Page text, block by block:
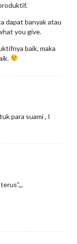
dapat banyak atau
you give.
baik, maka
para suami , I